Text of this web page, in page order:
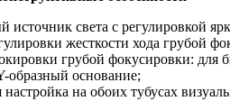
источник света с регулировкой
жесткости хода грубой
грубой фокусировки: для
образный основание;
на обоих тубусах